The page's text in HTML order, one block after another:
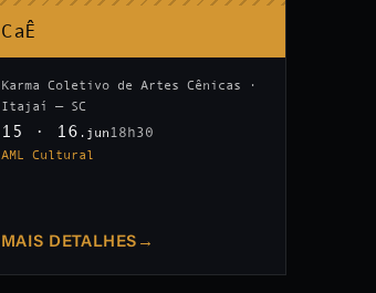
CaÊ
Karma Coletivo de Artes Cênicas ·
Itajaí — SC
15 · 16 .jun18h30
AML Cultural
MAIS DETALHES →